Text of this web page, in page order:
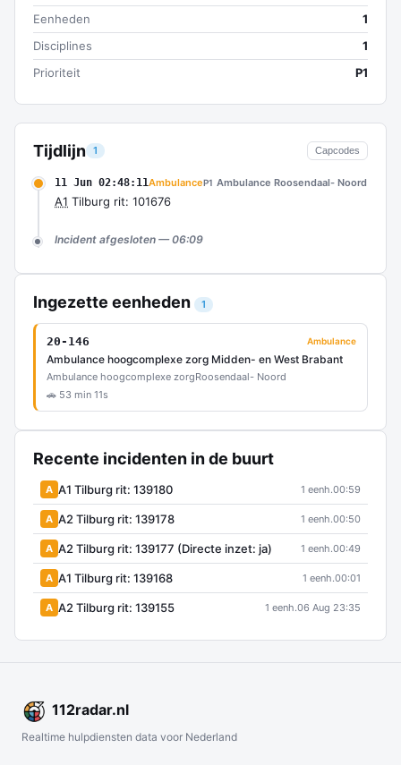
Tijdlijn 1 Capcodes
11 Jun 02:48:11AmbulanceP1 Ambulance Roosendaal- Noord
A1 Tilburg rit: 101676
Incident afgesloten — 06:09
Ingezette eenheden 1
20-146 Ambulance
Ambulance hoogcomplexe zorg Midden- en West Brabant
Ambulance hoogcomplexe zorgRoosendaal- Noord
🚗 53 min 11s
Recente incidenten in de buurt
A A1 Tilburg rit: 139180 1 eenh.00:59
A A2 Tilburg rit: 139178 1 eenh.00:50
A A2 Tilburg rit: 139177 (Directe inzet: ja) 1 eenh.00:49
A A1 Tilburg rit: 139168 1 eenh.00:01
A A2 Tilburg rit: 139155 1 eenh.06 Aug 23:35
Eenheden
1
Disciplines
1
Prioriteit
P1
112radar.nl
Realtime hulpdiensten data voor Nederland